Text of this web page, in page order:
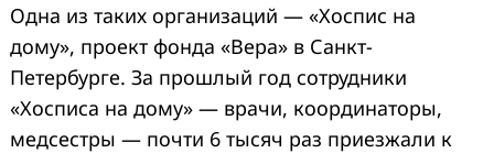
Одна из таких организаций — «Хоспис на
дому», проект фонда «Вера» в Санкт-
Петербурге. За прошлый год сотрудники
«Хосписа на дому» — врачи, координаторы,
медсестры — почти 6 тысяч раз приезжали к